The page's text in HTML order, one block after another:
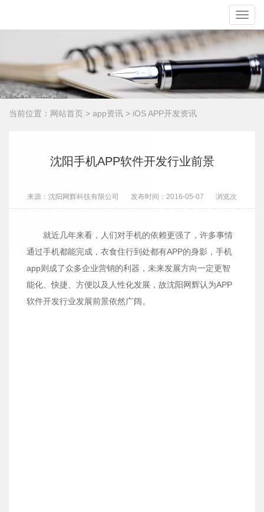
Toggle
当前位置： 网站首页 > app资讯 > iOS APP开发资讯
沈阳手机APP软件开发行业前景
来源：沈阳网辉科技有限公司 发布时间：2016-05-07 浏览次
就近几年来看，人们对手机的依赖更强了，许多事情
通过手机都能完成，衣食住行到处都有APP的身影，手机
app则成了众多企业营销的利器，未来发展方向一定更智
能化、快捷、方便以及人性化发展，故沈阳网辉认为APP
软件开发行业发展前景依然广阔。